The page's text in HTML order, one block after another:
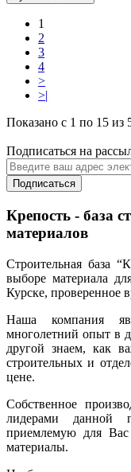
1
2
3
4
>
>|
Показано с 1 по 15 из
Подписаться на
Подписаться
Крепость - база
материалов
Строительная база
выборе материала
Курске, проверенное
Наша компания
многолетний опыт в
другой знаем, как
строительных и
цене.
Собственное
лидерами данной
приемлемую для
материалы.